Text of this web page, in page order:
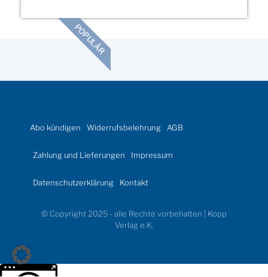
POPULÄR
Abo kündigen Widerrufsbelehrung AGB
Zahlung und Lieferungen Impressum
Datenschutzerklärung Kontakt
© Copyright 2025 - alle Rechte vorbehalten | Kopp
Verlag e.K.
Weitere Informationen über den gesperrten Inhalt.